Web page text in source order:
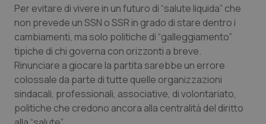
Per evitare di vivere in un futuro di “salute liquida” che
non prevede un SSN o SSR in grado di stare dentro i
cambiamenti, ma solo politiche di “galleggiamento”
tipiche di chi governa con orizzonti a breve.
Rinunciare a giocare la partita sarebbe un errore
colossale da parte di tutte quelle organizzazioni
sindacali, professionali, associative, di volontariato,
politiche che credono ancora alla centralità del diritto